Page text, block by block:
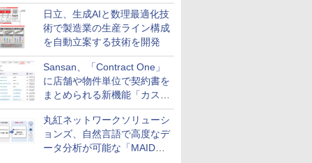
供
日立、生成AIと数理最適化技
術で製造業の生産ライン構成
を自動立案する技術を開発
Sansan、「Contract One」
に店舗や物件単位で契約書を
まとめられる新機能「カスタ
ム契約ツリー」を追加
丸紅ネットワークソリューシ
ョンズ、自然言語で高度なデ
ータ分析が可能な「MAIDOA